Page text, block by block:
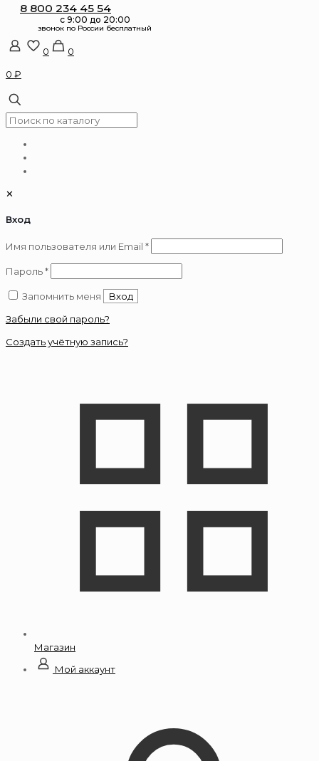
8 800 234 45 54
0
0
0 ₽
✕
Вход
Имя пользователя или Email *Обязательно
Пароль*Обязательно
Запомнить меня
Вход
Забыли свой пароль?
Создать учётную запись?
Магазин
Мой аккаунт